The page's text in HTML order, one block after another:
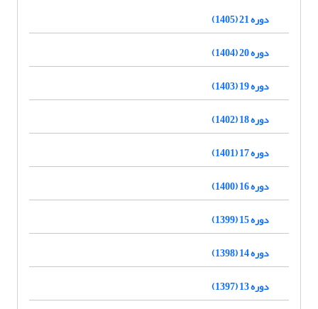
دوره 21 (1405)
دوره 20 (1404)
دوره 19 (1403)
دوره 18 (1402)
دوره 17 (1401)
دوره 16 (1400)
دوره 15 (1399)
دوره 14 (1398)
دوره 13 (1397)